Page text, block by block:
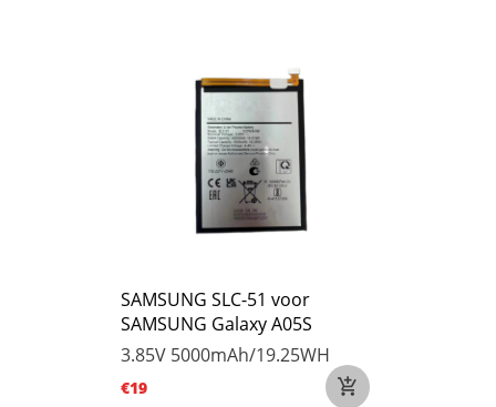
SAMSUNG SLC-51 voor
SAMSUNG Galaxy A05S
3.85V 5000mAh/19.25WH
€19